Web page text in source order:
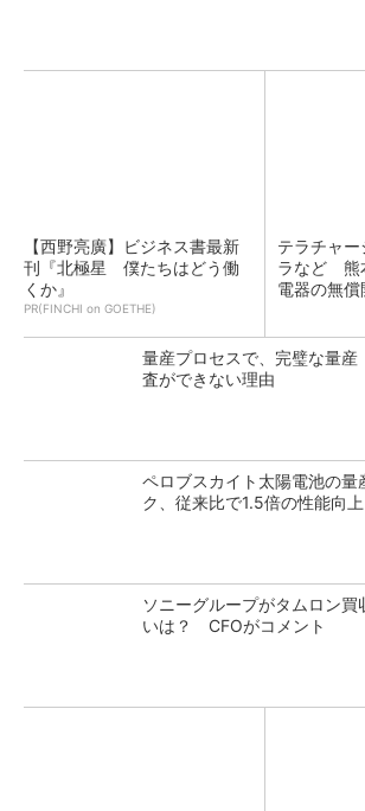
【西野亮廣】ビジネス書最新
刊『北極星 僕たちはどう働
くか』
PR(FINCHI on GOETHE)
テラチャー
ラなど 熊
電器の無
量産プロセスで、完璧な量産
査ができない理由
ペロブスカイト太陽電池の量
ク、従来比で1.5倍の性能向上
ソニーグループがタムロン買
いは？ CFOがコメント